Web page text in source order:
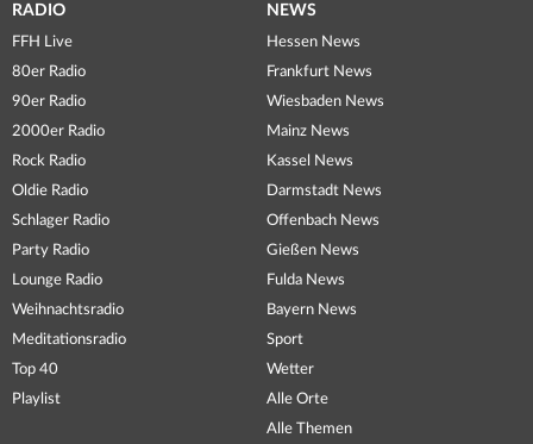
RADIO
FFH Live
80er Radio
90er Radio
2000er Radio
Rock Radio
Oldie Radio
Schlager Radio
Party Radio
Lounge Radio
Weihnachtsradio
Meditationsradio
Top 40
Playlist
NEWS
Hessen News
Frankfurt News
Wiesbaden News
Mainz News
Kassel News
Darmstadt News
Offenbach News
Gießen News
Fulda News
Bayern News
Sport
Wetter
Alle Orte
Alle Themen